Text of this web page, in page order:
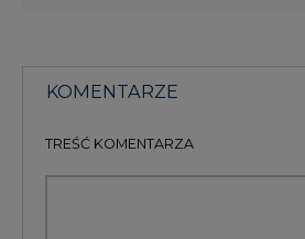
KOMENTARZE
TREŚĆ KOMENTARZA